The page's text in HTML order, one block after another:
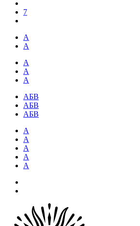
7
А
А
А
А
А
АБВ
АБВ
АБВ
А
А
А
А
А